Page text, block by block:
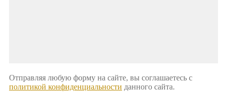
Отправляя любую форму на сайте, вы соглашаетесь с
политикой конфиденциальности данного сайта.